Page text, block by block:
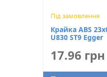
Під замовлення
Крайка ABS
U830 ST9 Egger
17.96 грн